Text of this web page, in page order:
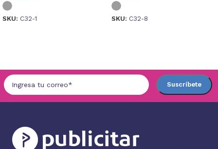
SKU: C32-1 SKU: C32-8